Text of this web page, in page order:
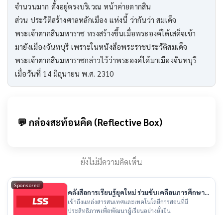
จำนวนมาก ตั้งอยู่ตรงบริเวณ หน้าค่ายตากสิน
ส่วน ประวัติสร้างศาลหลักเมือง แห่งนี้ ว่ากันว่า สมเด็จ
พระเจ้าตากสินมหาราช ทรงสร้างขึ้นเมื่อพระองค์ได้เสด็จเข้า
มายังเมืองจันทบุรี เพราะในหนังสือพระราชประวัติสมเด็จ
พระเจ้าตากสินมหาราชกล่าวไว้ว่าพระองค์ได้มาเมืองจันทบุรี
เมื่อวันที่ 14 มิถุนายน พ.ศ. 2310
💬 กล่องสะท้อนคิด (Reflective Box)
ยังไม่มีความคิดเห็น
Sponsored
คลังสื่อการเรียนรู้ยุคใหม่ ร่วมขับเคลื่อนการศึกษา
ไทย
เข้าถึงแหล่งสารสนเทศและเทคโนโลยีการสอนที่มี
ประสิทธิภาพเพื่อพัฒนาผู้เรียนอย่างยั่งยืน